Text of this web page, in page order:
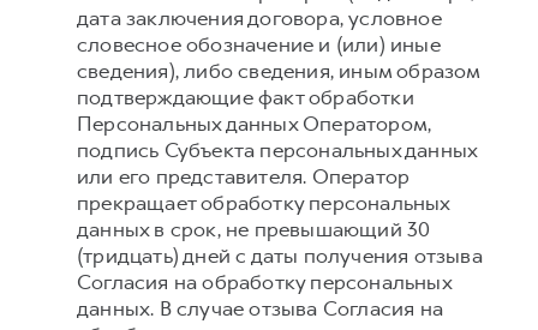
дата заключения договора, условное
словесное обозначение и (или) иные
сведения), либо сведения, иным образом
подтверждающие факт обработки
Персональных данных Оператором,
подпись Субъекта персональных данных
или его представителя. Оператор
прекращает обработку персональных
данных в срок, не превышающий 30
(тридцать) дней с даты получения отзыва
Согласия на обработку персональных
данных. В случае отзыва Согласия на